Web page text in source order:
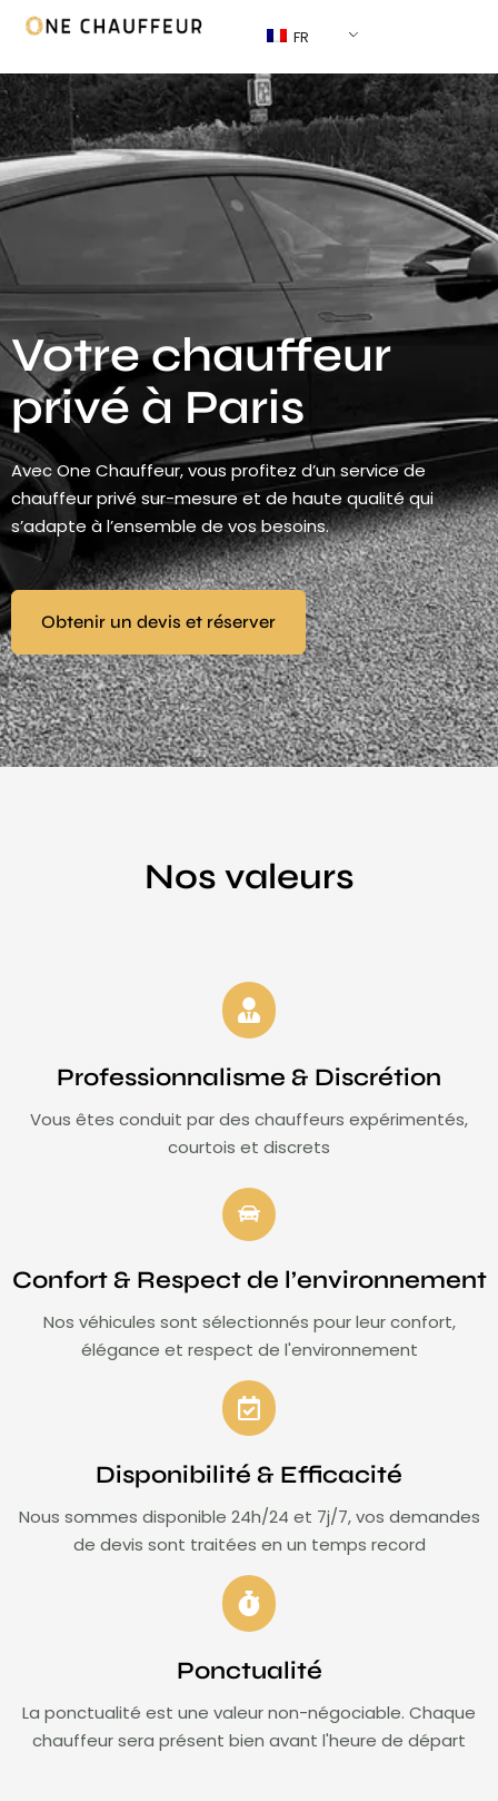
FR
Votre chauffeur
privé à Paris
Avec One Chauffeur, vous profitez d’un service de
chauffeur privé sur-mesure et de haute qualité qui
s’adapte à l’ensemble de vos besoins.
Obtenir un devis et réserver
Nos valeurs
Professionnalisme & Discrétion
Vous êtes conduit par des chauffeurs expérimentés,
courtois et discrets
Confort & Respect de l’environnement
Nos véhicules sont sélectionnés pour leur confort,
élégance et respect de l'environnement
Disponibilité & Efficacité
Nous sommes disponible 24h/24 et 7j/7, vos demandes
de devis sont traitées en un temps record
Ponctualité
La ponctualité est une valeur non-négociable. Chaque
chauffeur sera présent bien avant l'heure de départ